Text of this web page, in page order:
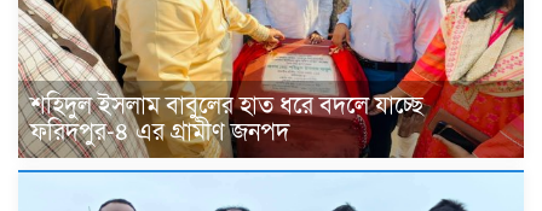
শহিদুল ইসলাম বাবুলের হাত ধরে বদলে যাচ্ছে
ফরিদপুর-৪ এর গ্রামীণ জনপদ